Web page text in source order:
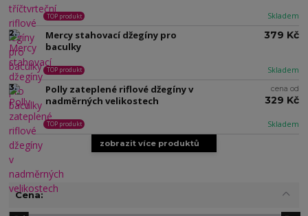
Skladem
TOP produkt
2.
Mercy stahovací džegíny pro
baculky
Skladem
TOP produkt
379 Kč
3.
Polly zateplené riflové džegíny v
nadměrných velikostech
Skladem
TOP produkt
cena od
329 Kč
zobrazit více produktů
Cena: